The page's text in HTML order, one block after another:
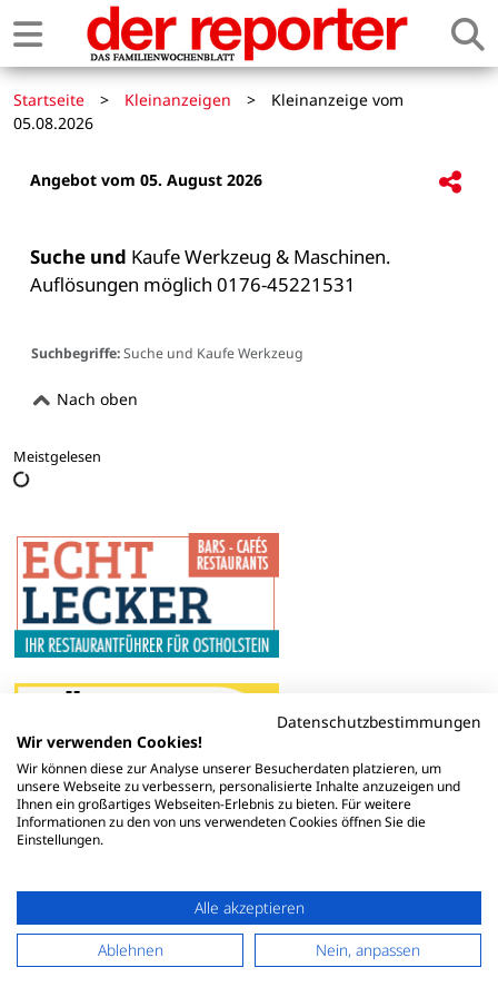
Startseite > Kleinanzeigen >
Kleinanzeige vom
05.08.2026
Angebot vom 05. August 2026
Suche und Kaufe Werkzeug & Maschinen.
Auflösungen möglich 0176-45221531
Suchbegriffe:Suche und Kaufe Werkzeug
Nach oben
Meistgelesen
Datenschutzbestimmungen
Wir verwenden Cookies!
Wir können diese zur Analyse unserer Besucherdaten platzieren, um
unsere Webseite zu verbessern, personalisierte Inhalte anzuzeigen und
Ihnen ein großartiges Webseiten-Erlebnis zu bieten. Für weitere
Informationen zu den von uns verwendeten Cookies öffnen Sie die
Einstellungen.
Alle akzeptieren
Ablehnen
Nein, anpassen